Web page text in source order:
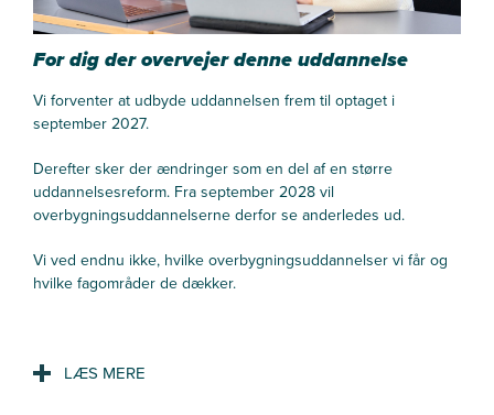
For dig der overvejer denne uddannelse
Vi forventer at udbyde uddannelsen frem til optaget i
september 2027.
Derefter sker der ændringer som en del af en større
uddannelsesreform. Fra september 2028 vil
overbygningsuddannelserne derfor se anderledes ud.
Vi ved endnu ikke, hvilke overbygningsuddannelser vi får og
hvilke fagområder de dækker.